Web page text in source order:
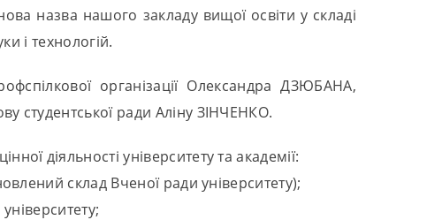
назва нашого закладу вищої освіти у складі
і технологій.
організації Олександра ДЗЮБАНА,
студентської ради Аліну ЗІНЧЕНКО.
діяльності університету та академії:
склад Вченої ради університету);